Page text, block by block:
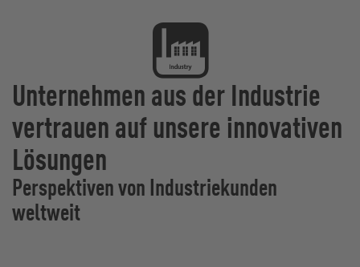
Unternehmen aus der Industrie
vertrauen auf unsere innovativen
Lösungen
Perspektiven von Industriekunden
weltweit